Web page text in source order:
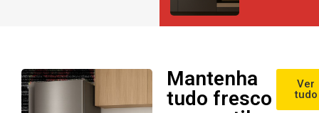
Mantenha
tudo fresco
Ver
tudo